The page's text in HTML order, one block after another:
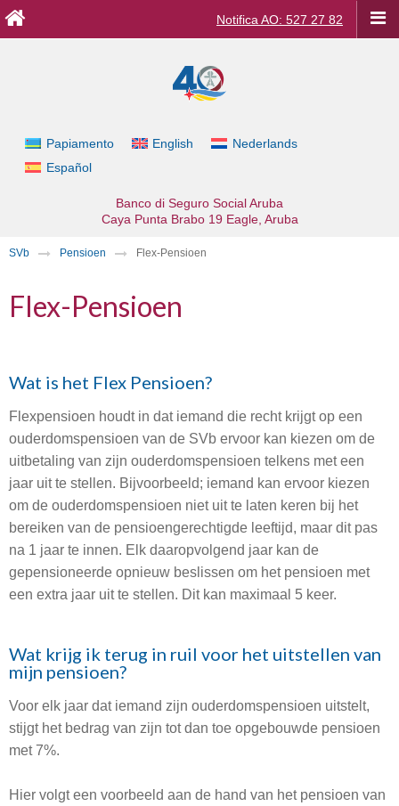
Notifica AO: 527 27 82
Papiamento English
Nederlands
Español
Banco di Seguro Social Aruba
Caya Punta Brabo 19 Eagle, Aruba
SVb Pensioen Flex-Pensioen
Flex-Pensioen
Wat is het Flex Pensioen?
Flexpensioen houdt in dat iemand die recht krijgt op een
ouderdomspensioen van de SVb ervoor kan kiezen om de
uitbetaling van zijn ouderdomspensioen telkens met een
jaar uit te stellen. Bijvoorbeeld; iemand kan ervoor kiezen
om de ouderdomspensioen niet uit te laten keren bij het
bereiken van de pensioengerechtigde leeftijd, maar dit pas
na 1 jaar te innen. Elk daaropvolgend jaar kan de
gepensioneerde opnieuw beslissen om het pensioen met
een extra jaar uit te stellen. Dit kan maximaal 5 keer.
Wat krijg ik terug in ruil voor het uitstellen van
mijn pensioen?
Voor elk jaar dat iemand zijn ouderdomspensioen uitstelt,
stijgt het bedrag van zijn tot dan toe opgebouwde pensioen
met 7%.
Hier volgt een voorbeeld aan de hand van het pensioen van